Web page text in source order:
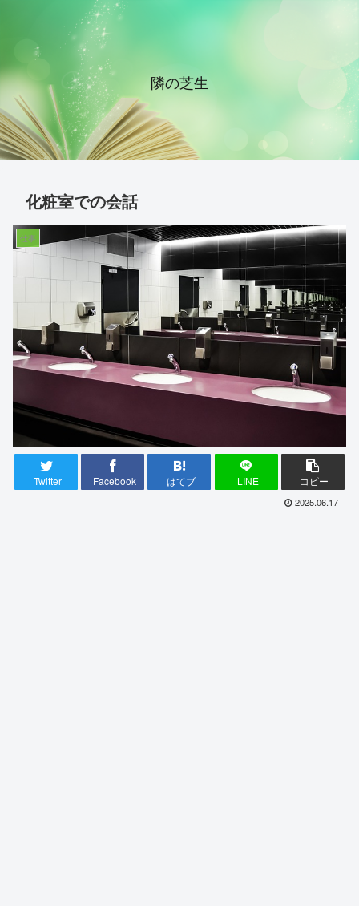
隣の芝生
化粧室での会話
仕事
Twitter Facebook はてブ LINE コピー
2025.06.17